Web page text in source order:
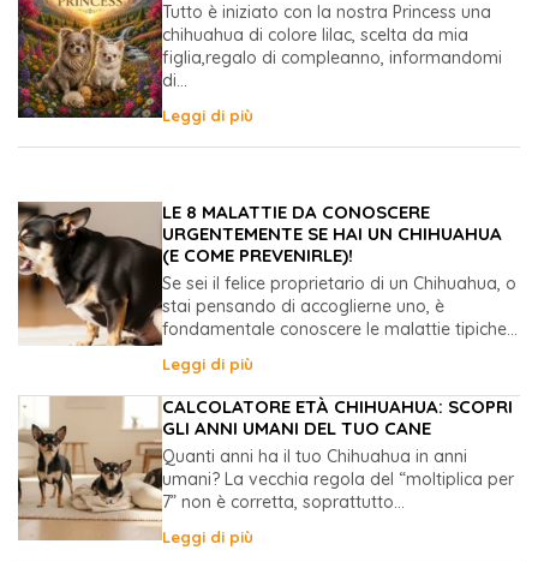
Tutto è iniziato con la nostra Princess una
chihuahua di colore lilac, scelta da mia
figlia,regalo di compleanno, informandomi
di...
Leggi di più
LE 8 MALATTIE DA CONOSCERE
URGENTEMENTE SE HAI UN CHIHUAHUA
(E COME PREVENIRLE)!
Se sei il felice proprietario di un Chihuahua, o
stai pensando di accoglierne uno, è
fondamentale conoscere le malattie tipiche...
Leggi di più
CALCOLATORE ETÀ CHIHUAHUA: SCOPRI
GLI ANNI UMANI DEL TUO CANE
Quanti anni ha il tuo Chihuahua in anni
umani? La vecchia regola del “moltiplica per
7” non è corretta, soprattutto...
Leggi di più